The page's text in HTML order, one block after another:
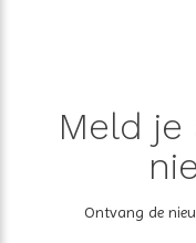
Meld je
Ontvang de